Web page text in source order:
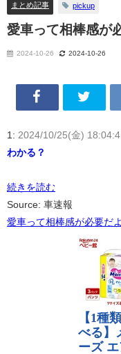
まとめ記事 pickup
愛車って相棒感が
2024-10-26 2024-10-26
1: 2024/10/25(金)
わかる？
続きを読む
Source: 車速報
愛車って相棒感が必要だ